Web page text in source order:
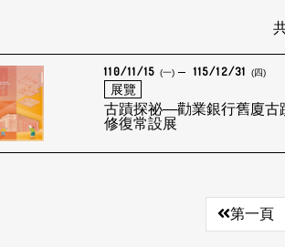
110/11/15 (一) 115/12/31 (四)
展覽
古蹟探祕—勸業銀行舊廈古
修復常設展
第一頁